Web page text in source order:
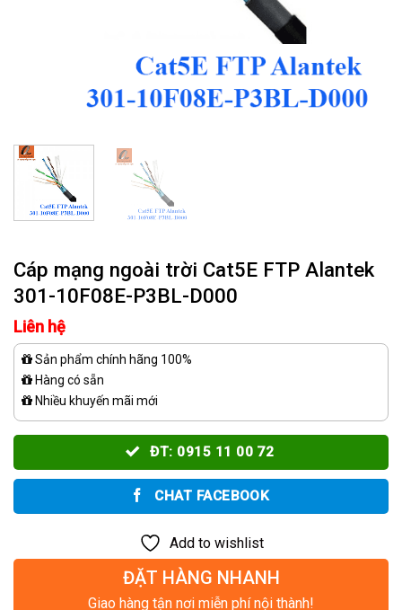
Cáp mạng ngoài trời Cat5E FTP Alantek
301-10F08E-P3BL-D000
Liên hệ
Sản phẩm chính hãng 100%
Hàng có sẵn
Nhiều khuyến mãi mới
ĐT: 0915 11 00 72
CHAT FACEBOOK
Add to wishlist
ĐẶT HÀNG NHANH
Giao hàng tận nơi miễn phí nội thành!